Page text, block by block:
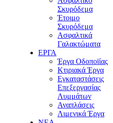
Σκυρόδεμα
Έτοιμο
Σκυρόδεμα
Ασφαλτικά
Γαλακτώματα
ΕΡΓΑ
Έργα Οδοποϊίας
Κτιριακά Έργα
Εγκαταστάσεις
Επεξεργασίας
Λυμμάτων
Αναπλάσεις
Λιμενικά Έργα